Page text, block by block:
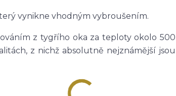
vynikne vhodným vybroušením.
z tygřího oka za teploty okolo 500
z nichž absolutně nejznámější jsou